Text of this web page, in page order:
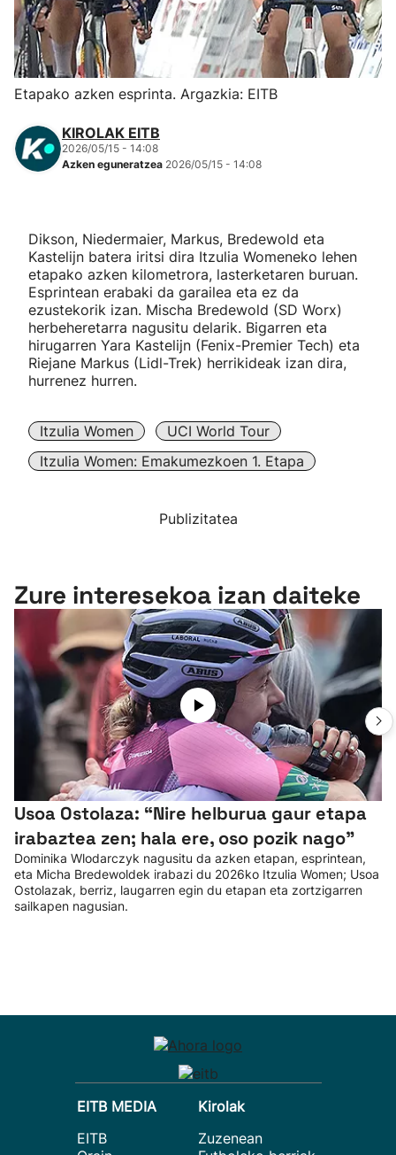
Herri-kirolak
Eskubaloia
Kirolak 360
Atletismoa
Kirol gehiago
"Helmuga"
Etapako azken esprinta. Argazkia: EITB
KIROLAK EITB
2026/05/15 - 14:08
Azken eguneratzea 2026/05/15 - 14:08
Dikson, Niedermaier, Markus, Bredewold eta
Kastelijn batera iritsi dira Itzulia Womeneko lehen
etapako azken kilometrora, lasterketaren buruan.
Esprintean erabaki da garailea eta ez da
ezustekorik izan. Mischa Bredewold (SD Worx)
herbeheretarra nagusitu delarik. Bigarren eta
hirugarren Yara Kastelijn (Fenix-Premier Tech) eta
Riejane Markus (Lidl-Trek) herrikideak izan dira,
hurrenez hurren.
Itzulia Women
UCI World Tour
Itzulia Women: Emakumezkoen 1. Etapa
Publizitatea
Zure interesekoa izan daiteke
Usoa Ostolaza: “Nire helburua gaur etapa
irabaztea zen; hala ere, oso pozik nago”
Dominika Wlodarczyk nagusitu da azken etapan, esprintean,
eta Micha Bredewoldek irabazi du 2026ko Itzulia Women; Usoa
Ostolazak, berriz, laugarren egin du etapan eta zortzigarren
sailkapen nagusian.
EITB MEDIA
EITB
Kirolak
Zuzenean